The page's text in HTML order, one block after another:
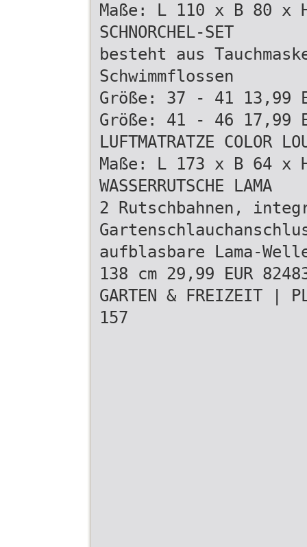
Maße: L 110 x B 80 x
SCHNORCHEL-SET
besteht aus
Schwimmflossen
Größe: 37 - 41 13,99
Größe: 41 - 46 17,99
LUFTMATRATZE COLOR
Maße: L 173 x B 64 x
WASSERRUTSCHE LAMA
2 Rutschbahnen,
aufblasbare Lama-
138 cm 29,99 EUR
GARTEN & FREIZEIT |
157